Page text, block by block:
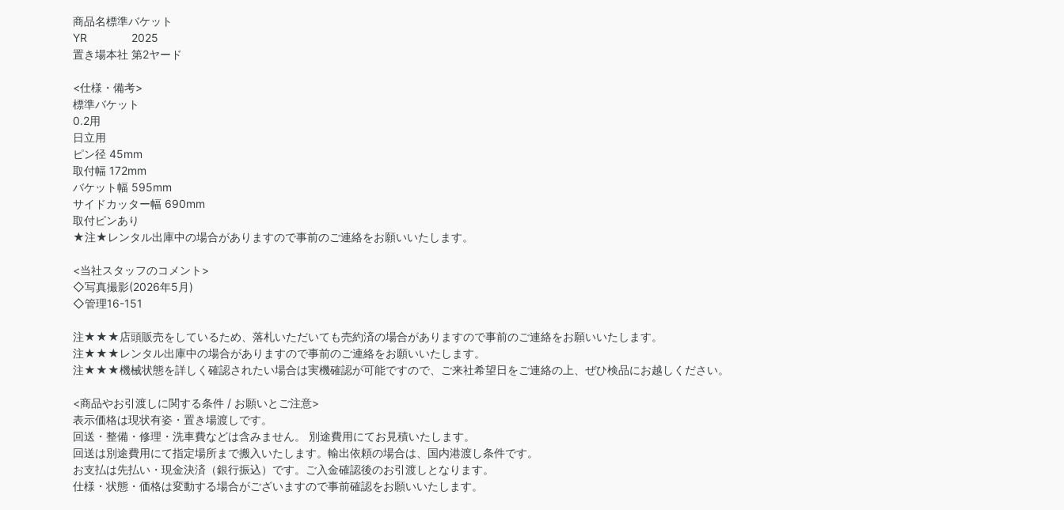
商品名標準バケット
YR 2025
置き場本社 第2ヤード
<仕様・備考>
標準バケット
0.2用
日立用
ピン径 45mm
取付幅 172mm
バケット幅 595mm
サイドカッター幅 690mm
取付ピンあり
★注★レンタル出庫中の場合がありますので事前のご連絡をお願いいたします。
<当社スタッフのコメント>
◇写真撮影(2026年5月)
◇管理16-151
注★★★店頭販売をしているため、落札いただいても売約済の場合がありますので事前のご連絡をお願いいたします。
注★★★レンタル出庫中の場合がありますので事前のご連絡をお願いいたします。
注★★★機械状態を詳しく確認されたい場合は実機確認が可能ですので、ご来社希望日をご連絡の上、ぜひ検品にお越しください。
<商品やお引渡しに関する条件 / お願いとご注意>
表示価格は現状有姿・置き場渡しです。
回送・整備・修理・洗車費などは含みません。 別途費用にてお見積いたします。
回送は別途費用にて指定場所まで搬入いたします。輸出依頼の場合は、国内港渡し条件です。
お支払は先払い・現金決済（銀行振込）です。ご入金確認後のお引渡しとなります。
仕様・状態・価格は変動する場合がございますので事前確認をお願いいたします。